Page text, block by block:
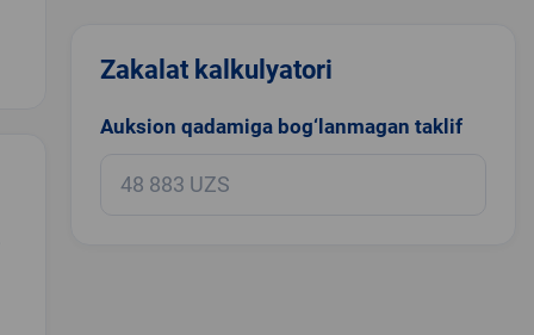
Zakalat kalkulyatori
Auksion qadamiga bog‘lanmagan taklif